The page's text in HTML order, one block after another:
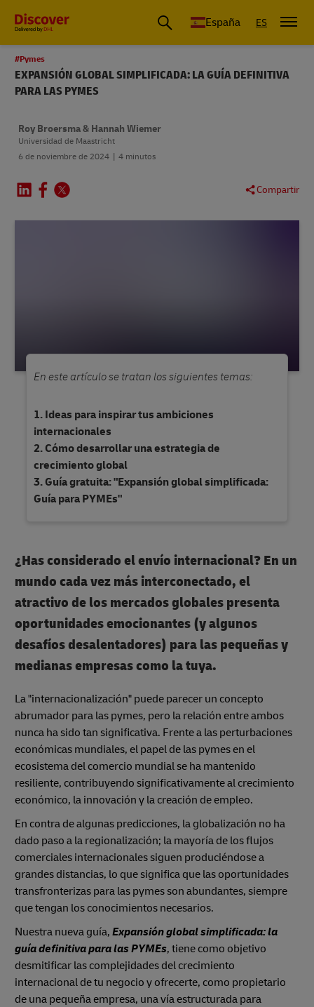
España ES
#Pymes
EXPANSIÓN GLOBAL SIMPLIFICADA: LA GUÍA DEFINITIVA
PARA LAS PYMES
Roy Broersma & Hannah Wiemer
Universidad de Maastricht
6 de noviembre de 2024
4 minutos
Compartir
En este artículo se tratan los siguientes temas:
Ideas para inspirar tus ambiciones
internacionales
Cómo desarrollar una estrategia de
crecimiento global
Guía gratuita: "Expansión global simplificada:
Guía para PYMEs"
¿Has considerado el envío internacional? En un
mundo cada vez más interconectado, el
atractivo de los mercados globales presenta
oportunidades emocionantes (y algunos
desafíos desalentadores) para las pequeñas y
medianas empresas como la tuya.
La "internacionalización" puede parecer un concepto
abrumador para las pymes, pero la relación entre ambos
nunca ha sido tan significativa. Frente a las perturbaciones
económicas mundiales, el papel de las pymes en el
ecosistema del comercio mundial se ha mantenido
resiliente, contribuyendo significativamente al crecimiento
económico, la innovación y la creación de empleo.
En contra de algunas predicciones, la globalización no ha
dado paso a la regionalización; la mayoría de los flujos
comerciales internacionales siguen produciéndose a
grandes distancias, lo que significa que las oportunidades
transfronterizas para las pymes son abundantes, siempre
que tengan los conocimientos necesarios.
Nuestra nueva guía, Expansión global simplificada: la
guía definitiva para las PYMEs, tiene como objetivo
desmitificar las complejidades del crecimiento
internacional de tu negocio y ofrecerte, como propietario
de una pequeña empresa, una vía estructurada para